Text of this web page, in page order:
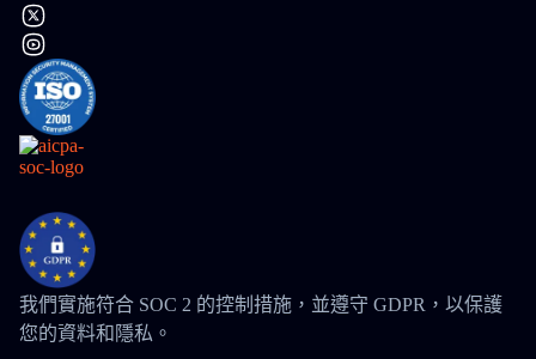
我們實施符合 SOC 2 的控制措施，並遵守 GDPR，以保護
您的資料和隱私。